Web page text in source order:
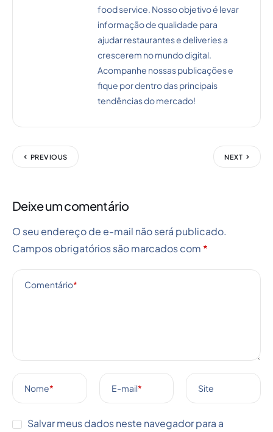
food service. Nosso objetivo é levar
informação de qualidade para
ajudar restaurantes e deliveries a
crescerem no mundo digital.
Acompanhe nossas publicações e
fique por dentro das principais
tendências do mercado!
PREVIOUS NEXT
Deixe um comentário
O seu endereço de e-mail não será publicado.
Campos obrigatórios são marcados com *
Comentário*
Nome* E-mail* Site
Salvar meus dados neste navegador para a